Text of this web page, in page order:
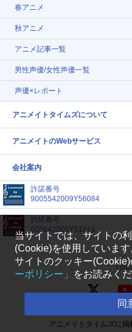
春アニメ
秋アニメ
アニメ記事一覧
男性声優/女性声優一覧
声優×レポート
アニメイトタイムズについて
アニメイトのWebサービス
会社案内
許諾番号
9005542009Y56084
許諾番号
005542005Y31018
アニメイトタイムズに掲
当サイトでは、サイトの
(Cookie)を使用しています
サイトのクッキー(Cookie)
ーポリシー」
をお読みくだ
同